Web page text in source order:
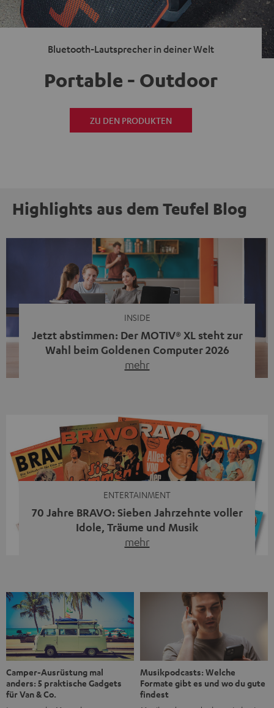
Bluetooth-Lautsprecher in deiner Welt
Portable - Outdoor
ZU DEN PRODUKTEN
Highlights aus dem Teufel Blog
INSIDE
Jetzt abstimmen: Der MOTIV® XL steht zur
Wahl beim Goldenen Computer 2026
mehr
Streaming-System vereint hochwertige HiFi-Technik,
moderne Streaming-Funktionen und hohe Flexibilität in
einem einzigen Gerät – und zeigt, dass man für großen
Sound heute keine klassische HiFi-Anlage mehr braucht.
ENTERTAINMENT
70 Jahre BRAVO: Sieben Jahrzehnte voller
Idole, Träume und Musik
mehr
1956 begleitet das Magazin Jugendliche durch Rock und
Pop, kleine Schwärmereien und große Fragen. Zum 70.
Jubiläum werfen wir einen Blick zurück. Vom Filmheft zur
Jugendmarke: Wie die BRAVO ihren Ton fand Als die […]
Camper-Ausrüstung mal
anders: 5 praktische Gadgets
für Van & Co.
Musikpodcasts: Welche
Formate gibt es und wo du gute
findest